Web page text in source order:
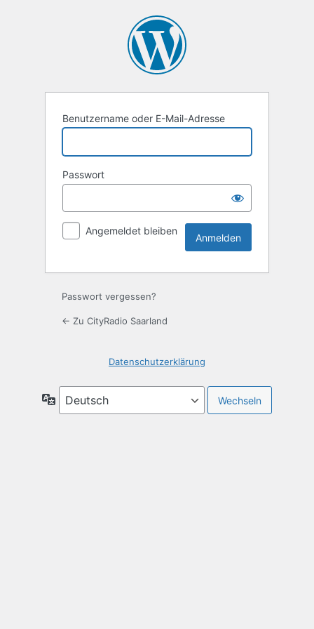
Benutzername oder E-Mail-Adresse
Passwort
Angemeldet bleiben
Passwort vergessen?
← Zu CityRadio Saarland
Datenschutzerklärung
Sprache